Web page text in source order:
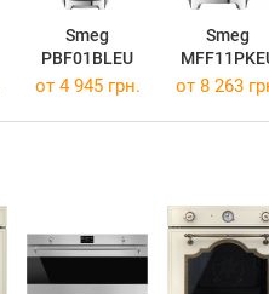
Smeg
PBF01BLEU
Smeg
от 4 945 грн. от 8 263